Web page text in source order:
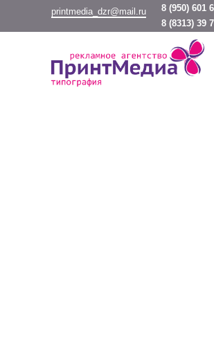
8 (950) 601
printmedia_dzr@mail.ru
8 (8313) 39